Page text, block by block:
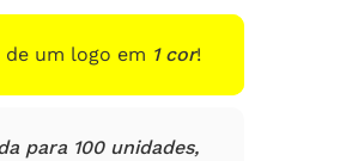
de um logo em 1 cor!
para 100 unidades,